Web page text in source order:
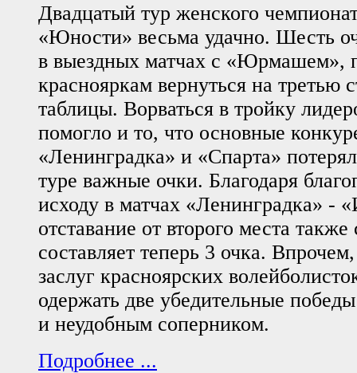
Двадцатый тур женского
«Юности» весьма удачно. Шесть
в выездных матчах с «Юрмашем»,
краснояркам вернуться на третью
таблицы. Ворваться в тройку
помогло и то, что основные
«Ленинградка» и «Спарта»
туре важные очки. Благодаря
исходу в матчах «Ленинградка» -
отставание от второго места
составляет теперь 3 очка.
заслуг красноярских
одержать две убедительные
и неудобным соперником.
Подробнее ...